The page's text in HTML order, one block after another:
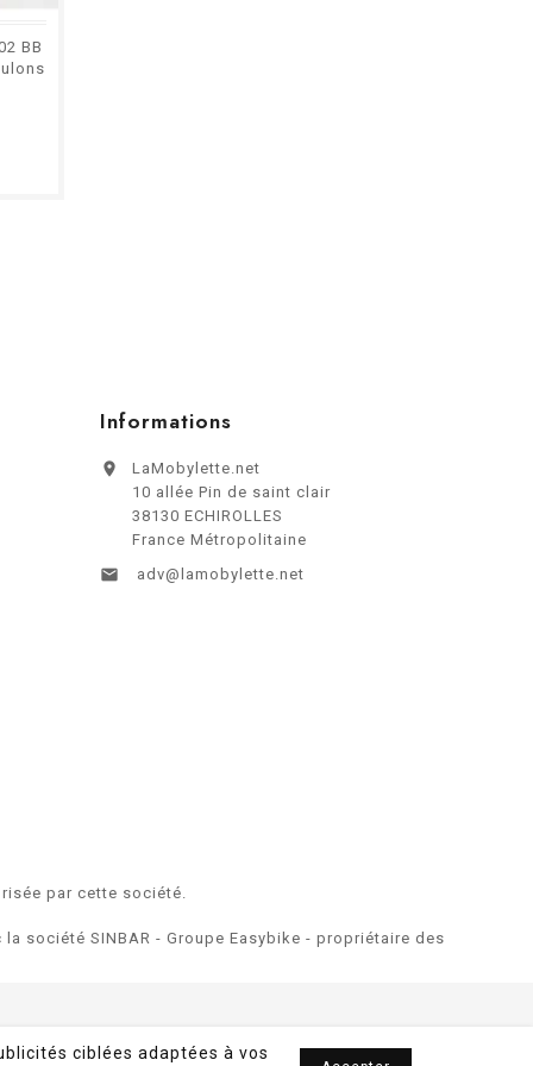
BB
Informations

LaMobylette.net
10 allée Pin de saint clair
38130 ECHIROLLES
France Métropolitaine
 adv@lamobylette.net
par cette société.
société SINBAR - Groupe Easybike - propriétaire des
ciblées adaptées à vos